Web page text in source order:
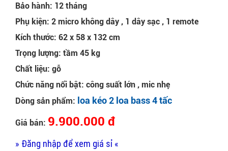
Bảo hành: 12 tháng
Phụ kiện: 2 micro không dây , 1 dây sạc , 1 remote
Kích thước: 62 x 58 x 132 cm
Trọng lượng: tầm 45 kg
Chất liệu: gỗ
Chức năng nổi bật: công suất lớn , mic nhẹ
Dòng sản phẩm: loa kéo 2 loa bass 4 tấc
Giá bán: 9.900.000 đ
» Đăng nhập để xem giá sỉ «